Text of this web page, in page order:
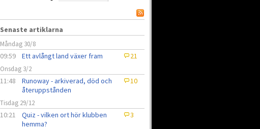
Senaste artiklarna
Måndag 30/8
09:59 Ett avlångt land växer fram 21
Onsdag 3/2
11:48
Runoway - arkiverad, död och
återuppstånden
10
Tisdag 29/12
10:21
Quiz - vilken ort hör klubben
hemma?
3